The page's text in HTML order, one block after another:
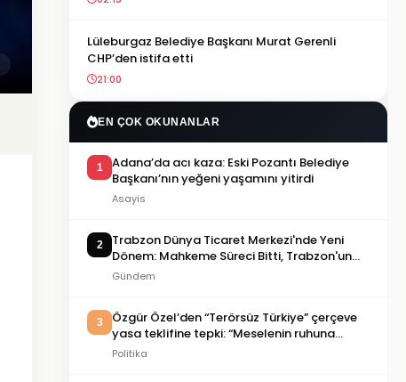
Lüleburgaz Belediye Başkanı Murat Gerenli
CHP’den istifa etti
21:00
EN ÇOK OKUNANLAR
1
Adana’da acı kaza: Eski Pozantı Belediye
Başkanı’nın yeğeni yaşamını yitirdi
Asayis
2
Trabzon Dünya Ticaret Merkezi'nde Yeni
Dönem: Mahkeme Süreci Bitti, Trabzon'un
Dev Projesi Ne Zaman Tamamlanacak?
Gündem
3
Özgür Özel’den “Terörsüz Türkiye” çerçeve
yasa teklifine tepki: “Meselenin ruhuna
aykırı”
Politika